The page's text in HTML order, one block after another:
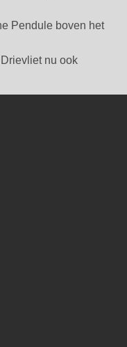
Pendule boven het
nu ook